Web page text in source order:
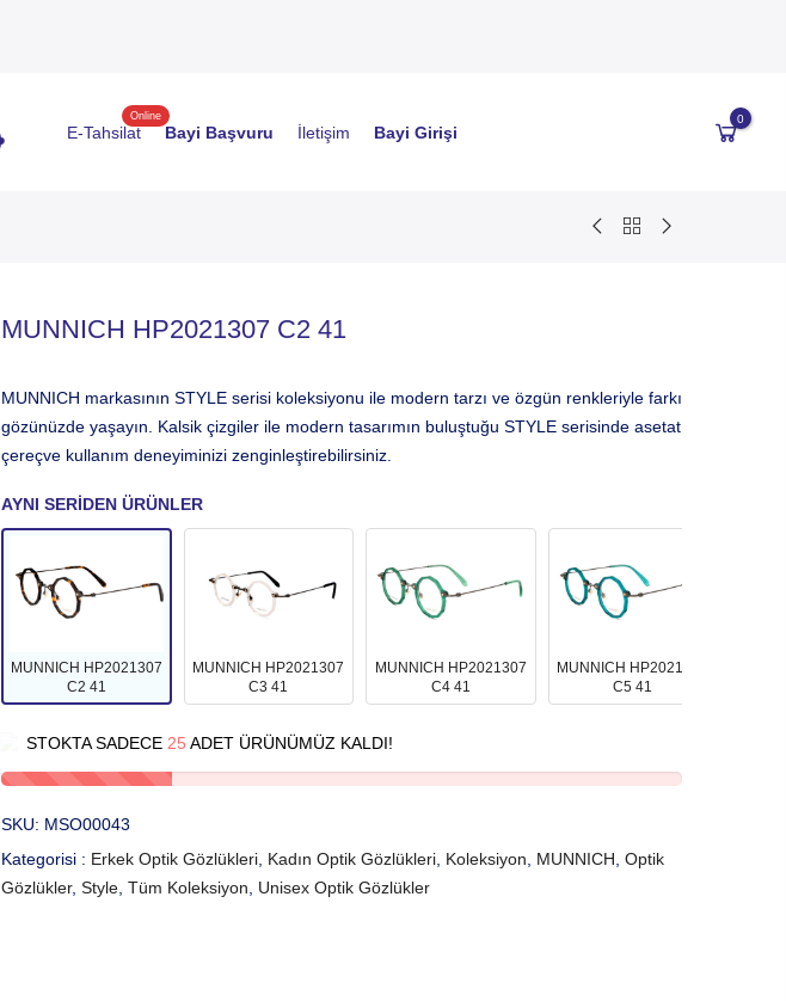
E-Tahsilat
Online
Bayi Başvuru İletişim Bayi Girişi
0
MUNNICH HP2021307 C2 41
MUNNICH markasının STYLE serisi koleksiyonu ile modern tarzı ve özgün renkleriyle farkı
gözünüzde yaşayın. Kalsik çizgiler ile modern tasarımın buluştuğu STYLE serisinde asetat
çereçve kullanım deneyiminizi zenginleştirebilirsiniz.
AYNI SERIDEN ÜRÜNLER
MUNNICH HP2021307
C2 41
MUNNICH HP2021307
C3 41
MUNNICH HP2021307
C4 41
MUNNICH HP2021307
C5 41
STOKTA SADECE 25 ADET ÜRÜNÜMÜZ KALDI!
SKU: MSO00043
Kategorisi : Erkek Optik Gözlükleri Kadın Optik Gözlükleri Koleksiyon MUNNICH Optik
Gözlükler, Style Tüm Koleksiyon Unisex Optik Gözlükler